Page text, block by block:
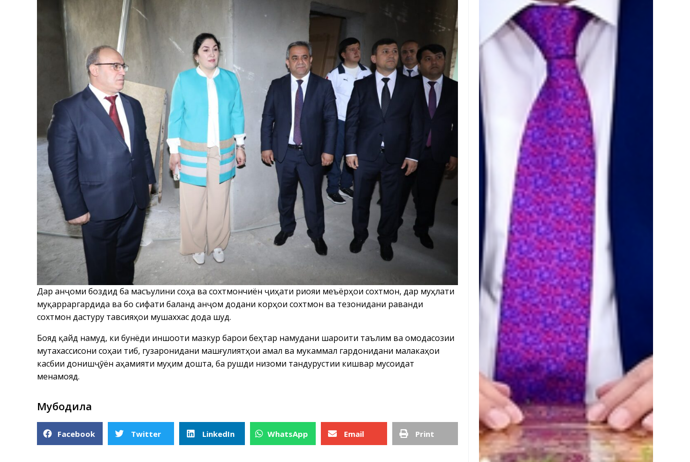
Дар анҷоми боздид ба масъулини соҳа ва сохтмончиён ҷиҳати риояи меъёрҳои сохтмонӣ, дар муҳлати
муқарраргардида ва бо сифати баланд анҷом додани корҳои сохтмонӣ ва тезонидани раванди
сохтмон дастуру тавсияҳои мушаххас дода шуд.
Бояд қайд намуд, ки бунёди иншооти мазкур барои беҳтар намудани шароити таълим ва омодасозии
мутахассисони соҳаи тиб, гузаронидани машғулиятҳои амалӣ ва мукаммал гардонидани малакаҳои
касбии донишҷӯён аҳамияти муҳим дошта, ба рушди низоми тандурустии кишвар мусоидат
менамояд.
Мубодила
Facebook Twitter LinkedIn WhatsApp Email Print